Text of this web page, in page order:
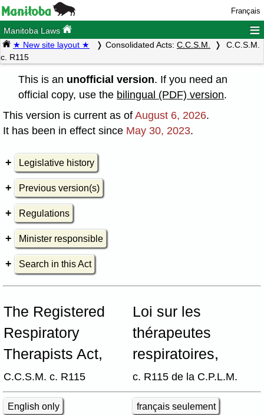
Français
Manitoba Laws ≡
★ New site layout ★ Consolidated Acts: C.C.S.M.
C.C.S.M.
c. R115
This is an unofficial version. If you need an
official copy, use the bilingual (PDF) version.
This version is current as of August 6, 2026.
It has been in effect since May 30, 2023.
Legislative history
Previous version(s)
Regulations
Minister responsible
Search in this Act
The Registered
Respiratory
Therapists Act,
C.C.S.M. c. R115
Loi sur les
thérapeutes
respiratoires,
c. R115 de la C.P.L.M.
English only
français seulement